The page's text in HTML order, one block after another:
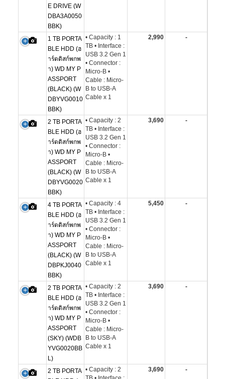
E DRIVE (W
DBA3A0050
BBK)
1 TB PORTA
BLE HDD (ฮ
าร์ดดิสก์พกพ
า) WD MY P
ASSPORT
(BLACK) (W
DBYVG0010
BBK)
• Capacity : 1
TB • Interface :
USB 3.2 Gen 1
• Connector :
Micro-B •
Cable : Micro-
B to USB-A
Cable x 1
2,990 -
2 TB PORTA
BLE HDD (ฮ
าร์ดดิสก์พกพ
า) WD MY P
ASSPORT
(BLACK) (W
DBYVG0020
BBK)
• Capacity : 2
TB • Interface :
USB 3.2 Gen 1
• Connector :
Micro-B •
Cable : Micro-
B to USB-A
Cable x 1
3,690 -
4 TB PORTA
BLE HDD (ฮ
าร์ดดิสก์พกพ
า) WD MY P
ASSPORT
(BLACK) (W
DBPKJ0040
BBK)
• Capacity : 4
TB • Interface :
USB 3.2 Gen 1
• Connector :
Micro-B •
Cable : Micro-
B to USB-A
Cable x 1
5,450 -
2 TB PORTA
BLE HDD (ฮ
าร์ดดิสก์พกพ
า) WD MY P
ASSPORT
(SKY) (WDB
YVG0020BB
L)
• Capacity : 2
TB • Interface :
USB 3.2 Gen 1
• Connector :
Micro-B •
Cable : Micro-
B to USB-A
Cable x 1
3,690 -
2 TB PORTA • Capacity : 2
3,690 -